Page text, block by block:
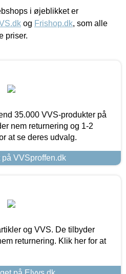
i øjeblikket er
og Frishop.dk, som alle
priser.
35.000 VVS-produkter på
nem returnering og 1-2
at se deres udvalg.
VVSproffen.dk
og VVS. De tilbyder
returnering. Klik her for at